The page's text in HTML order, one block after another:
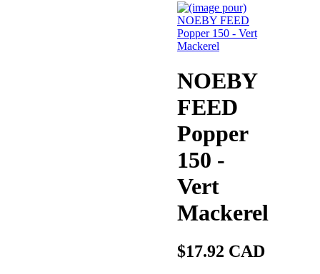
NOEBY
FEED
Popper
150 -
Vert
Mackerel
$17.92 CAD